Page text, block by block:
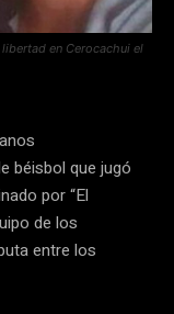
en Cerocachui el
béisbol que jugó
por “El
de los
entre los